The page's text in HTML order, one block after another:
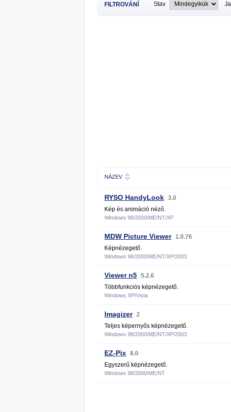
FILTROVÁNÍ Stav
NÁZEV
RYSO HandyLook 3.0
Kép és animáció néző.
Windows 98/2000/ME/NT/XP
MDW Picture Viewer 1.0.76
Képnézegető.
Windows 98/2000/ME/NT/XP/2003
Viewer n5 5.2.6
Többfunkciós képnézegető.
Windows XP/Vista
Imagizer 2
Teljes képernyős képnézegető.
Windows 98/2000/ME/NT/XP/2003
EZ-Pix 8.0
Egyszerű képnézegető.
Windows 98/2000/ME/NT